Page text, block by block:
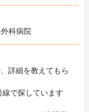
科病院
詳細を教えてもら
線で探しています